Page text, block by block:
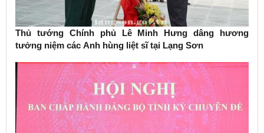
Thủ tướng Chính phủ Lê Minh Hưng dâng hương
tưởng niệm các Anh hùng liệt sĩ tại Lạng Sơn